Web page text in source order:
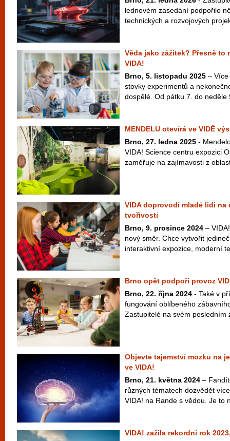
lednovém zasedání podpořilo
technických a rozvojových
Věda jako zážitek? Přesně to
VIDA!
Brno, 5. listopadu 2025 – Více
stovky experimentů a
dospělé. Od pátku 7. do neděle
MENDELU otevírá ve VIDĚ
Brno, 27. ledna 2025 -
VIDA! Science centru expozici
zaměřuje na zajímavosti z
VIDA doprovodí mladé lidi na
tvořivosti
Brno, 9. prosince 2024 –
nový směr. Chce vytvořit
interaktivní expozice, moderní
Brno opět podpoří provoz
Brno, 22. října 2024 - Také v
fungování oblíbeného
Zastupitelé na svém posledním
Objevte tajemství mozku na
ve VIDA!
Brno, 21. května 2024 –
různých tématech dozvědět
VIDA! na Rande s vědou. Je to
VIDA! zažila rekordní rok